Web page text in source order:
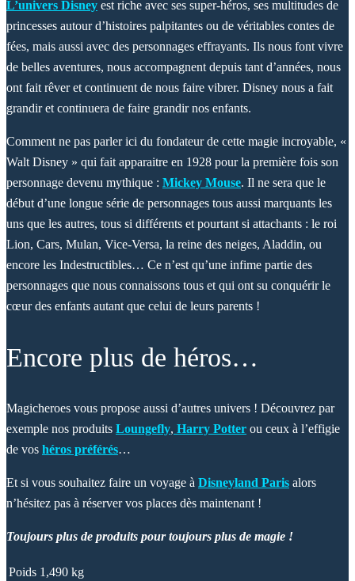
L’univers Disney est riche avec ses super-héros, ses multitudes de
princesses autour d’histoires palpitantes ou de véritables contes de
fées, mais aussi avec des personnages effrayants. Ils nous font vivre
de belles aventures, nous accompagnent depuis tant d’années, nous
ont fait rêver et continuent de nous faire vibrer. Disney nous a fait
grandir et continuera de faire grandir nos enfants.
Comment ne pas parler ici du fondateur de cette magie incroyable, «
Walt Disney » qui fait apparaitre en 1928 pour la première fois son
personnage devenu mythique : Mickey Mouse. Il ne sera que le
début d’une longue série de personnages tous aussi marquants les
uns que les autres, tous si différents et pourtant si attachants : le roi
Lion, Cars, Mulan, Vice-Versa, la reine des neiges, Aladdin, ou
encore les Indestructibles… Ce n’est qu’une infime partie des
personnages que nous connaissons tous et qui ont su conquérir le
cœur des enfants autant que celui de leurs parents !
Encore plus de héros…
Magicheroes vous propose aussi d’autres univers ! Découvrez par
exemple nos produits Loungefly, Harry Potter ou ceux à l’effigie
de vos héros préférés…
Et si vous souhaitez faire un voyage à Disneyland Paris alors
n’hésitez pas à réserver vos places dès maintenant !
Toujours plus de produits pour toujours plus de magie !
Poids 1,490 kg